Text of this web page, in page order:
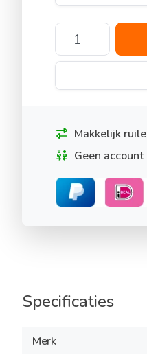
Makkelijk
Geen
Specificaties
Merk